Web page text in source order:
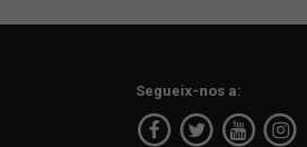
Segueix-nos a: